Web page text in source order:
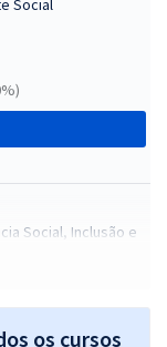
Social
Social, Inclusão e
os cursos